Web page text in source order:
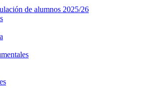
de alumnos 2025/26